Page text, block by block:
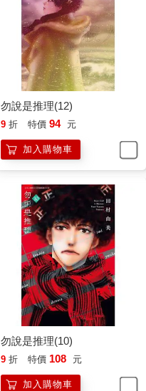
勿說是推理(12)
9 折 特價 94 元
加入購物車
勿說是推理(10)
9 折 特價 108 元
加入購物車